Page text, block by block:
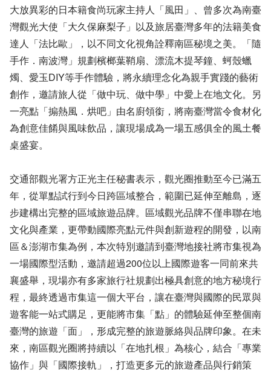
大放異彩的日本籍食尚玩家主持人「風田」、曾多次為南臺
灣觀光大使「大久保麻梨子」以及旅居臺灣多年的法籍美食
達人「法比歐」，以不同文化視角詮釋南區秘境之美。「隨
手作．南波灣」規劃檳榔葉鞘扇、漂流木提琴鐘、蚵殼蠟
燭、愛玉DIY等手作體驗，將永續理念化為親手實踐的藝術
創作，邀請旅人從「做中玩、做中學」中愛上在地文化。另
一亮點「搧熱風．烘吧」由名廚領銜，將南臺灣當令食材化
為創意佳餚與風味飲品，讓現場成為一場五感俱全的風土餐
桌盛宴。
交通部觀光署方正光主任秘書表示，觀光圈推動至今已滿五
年，從單點試行到今日跨區域整合，範圍已延伸至離島，逐
步建構出完整的區域旅遊品牌。區域觀光品牌不僅串聯在地
文化與產業，更帶動國際亮點元件與創新遊程的開發，以南
區＆澎湖市集為例，本次特別邀請到臺灣地接社將市集視為
一場國際型活動，邀請超過200位以上國際遊客一同前來共
襄盛舉，現場亦有多家旅行社規劃出極具創意的地方秘境行
程，最終透過市集這一個大平台，讓在臺灣與國際的民眾與
遊客能一站式購足，更能將市集「點」的體驗延伸至整個南
臺灣的旅遊「面」，形成完整的旅遊脈絡與品牌印象。在未
來，南區觀光圈將持續以「在地扎根」為核心，結合「專業
協作」與「國際接軌」，打造更多元的旅遊產品與行銷策